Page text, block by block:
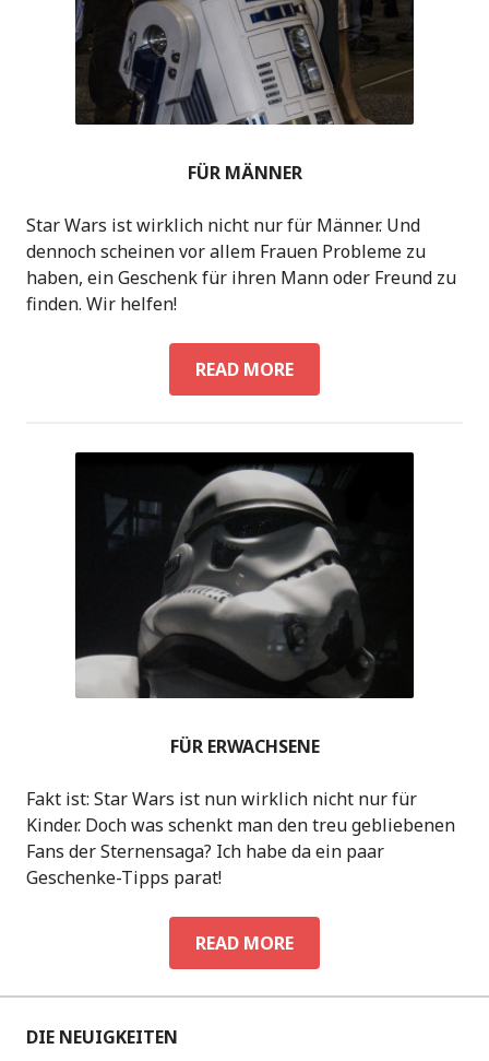
FÜR MÄNNER
Star Wars ist wirklich nicht nur für Männer. Und
dennoch scheinen vor allem Frauen Probleme zu
haben, ein Geschenk für ihren Mann oder Freund zu
finden. Wir helfen!
READ MOREFÜR
MÄNNER
FÜR ERWACHSENE
Fakt ist: Star Wars ist nun wirklich nicht nur für
Kinder. Doch was schenkt man den treu gebliebenen
Fans der Sternensaga? Ich habe da ein paar
Geschenke-Tipps parat!
READ MOREFÜR
ERWACHSENE
DIE NEUIGKEITEN